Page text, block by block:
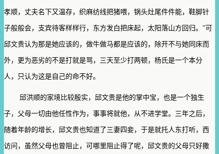
孝顺，丈夫名下又温存，织麻纺线把猪喂，锅头灶尾件件能，鞋脚针
子般般会，支宾待客样样行，东方发白把床起，太阳落山方回归。”可
邱文贵认为那是她应该的，做牛做马都是应该的，除开不与她同床而
外，更为恶劣的不是打就是骂，三天至少打两顿，杨氏是一个本分
人，只认为这是自己的命不好。
邱洪顺的家境比较殷实，邱文贵是他的掌中宝，也是一个独生
子，父母一切由他任性作为，事事将就他，从不进学堂。三年之后，
随着年龄的增长，邱文贵也知道了三妻四妾，于是就托人东打听，西
访问，虽然父母也曾阻止，可哪里阻止得了呢，邱文贵的父母只好撒